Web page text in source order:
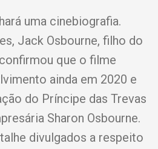
uma cinebiografia.
Jack Osbourne, filho do
que o filme
ainda em 2020 e
do Príncipe das Trevas
Sharon Osbourne.
divulgados a respeito